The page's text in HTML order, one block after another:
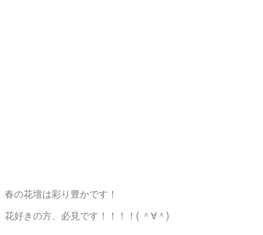
春の花壇は彩り豊かです！
花好きの方、必見です！！！！( ＾∀＾)